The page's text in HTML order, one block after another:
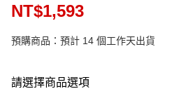
NT$1,593
預購商品：預計 14 個工作天出貨
請選擇商品選項